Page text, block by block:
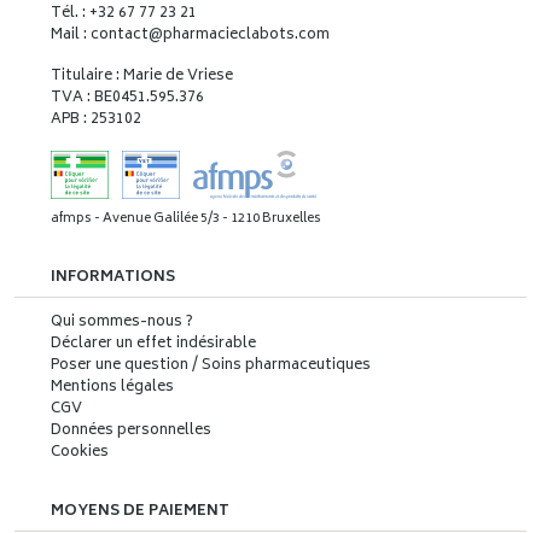
Tél. : +32 67 77 23 21
Mail : contact@pharmacieclabots.com
Titulaire : Marie de Vriese
TVA : BE0451.595.376
APB : 253102
afmps - Avenue Galilée 5/3 - 1210 Bruxelles
INFORMATIONS
Qui sommes-nous ?
Déclarer un effet indésirable
Poser une question / Soins pharmaceutiques
Mentions légales
CGV
Données personnelles
Cookies
MOYENS DE PAIEMENT